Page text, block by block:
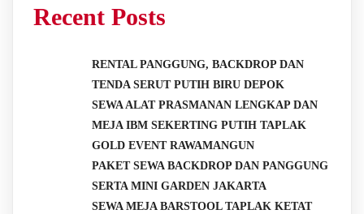
Recent Posts
RENTAL PANGGUNG, BACKDROP DAN
TENDA SERUT PUTIH BIRU DEPOK
SEWA ALAT PRASMANAN LENGKAP DAN
MEJA IBM SEKERTING PUTIH TAPLAK
GOLD EVENT RAWAMANGUN
PAKET SEWA BACKDROP DAN PANGGUNG
SERTA MINI GARDEN JAKARTA
SEWA MEJA BARSTOOL TAPLAK KETAT